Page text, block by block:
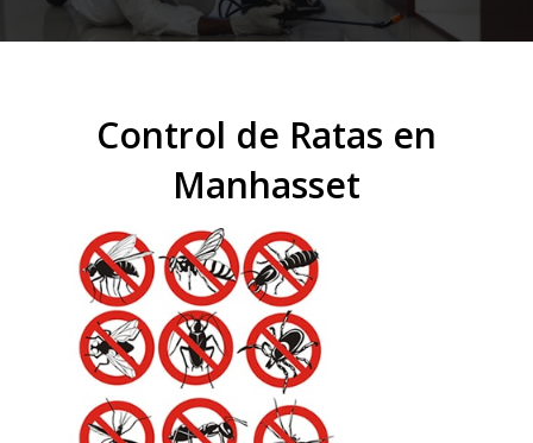
Control de Ratas en
Manhasset